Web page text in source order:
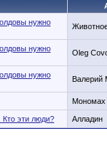
нужно
нужно
Oleg
нужно
Валерий
Мономах
Кто эти люди? Алладин